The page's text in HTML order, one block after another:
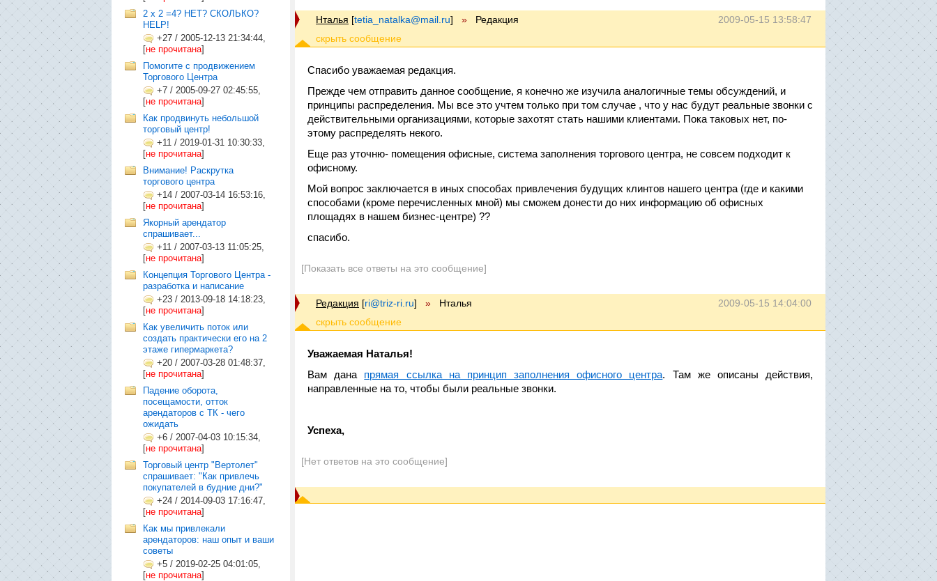
2 х 2 =4? НЕТ? СКОЛЬКО?
HELP!
+27 / 2005-12-13 21:34:44,
[не прочитана]
Помогите с продвижением
Торгового Центра
+7 / 2005-09-27 02:45:55,
[не прочитана]
Как продвинуть небольшой
торговый центр!
+11 / 2019-01-31 10:30:33,
[не прочитана]
Внимание! Раскрутка
торгового центра
+14 / 2007-03-14 16:53:16,
[не прочитана]
Якорный арендатор
спрашивает...
+11 / 2007-03-13 11:05:25,
[не прочитана]
Концепция Торгового Центра -
разработка и написание
+23 / 2013-09-18 14:18:23,
[не прочитана]
Как увеличить поток или
создать практически его на 2
этаже гипермаркета?
+20 / 2007-03-28 01:48:37,
[не прочитана]
Падение оборота,
посещамости, отток
арендаторов с ТК - чего
ожидать
+6 / 2007-04-03 10:15:34,
[не прочитана]
Торговый центр "Вертолет"
спрашивает: "Как привлечь
покупателей в будние дни?"
+24 / 2014-09-03 17:16:47,
[не прочитана]
Как мы привлекали
арендаторов: наш опыт и ваши
советы
+5 / 2019-02-25 04:01:05,
[не прочитана]
2009-05-15 13:58:47
Нталья [tetia_natalka@mail.ru] » Редакция
Спасибо уважаемая редакция.
Прежде чем отправить данное сообщение, я конечно же изучила аналогичные темы обсуждений, и
принципы распределения. Мы все это учтем только при том случае , что у нас будут реальные звонки с
действительными организациями, которые захотят стать нашими клиентами. Пока таковых нет, по-
этому распределять некого.
Еще раз уточню- помещения офисные, система заполнения торгового центра, не совсем подходит к
офисному.
Мой вопрос заключается в иных способах привлечения будущих клинтов нашего центра (где и какими
способами (кроме перечисленных мной) мы сможем донести до них информацию об офисных
площадях в нашем бизнес-центре) ??
спасибо.
[Показать все ответы на это сообщение]
2009-05-15 14:04:00
Редакция [ri@triz-ri.ru] » Нталья
Уважаемая Наталья!
Вам дана прямая ссылка на принцип заполнения офисного центра. Там же описаны действия,
направленные на то, чтобы были реальные звонки.
Успеха,
[Нет ответов на это сообщение]